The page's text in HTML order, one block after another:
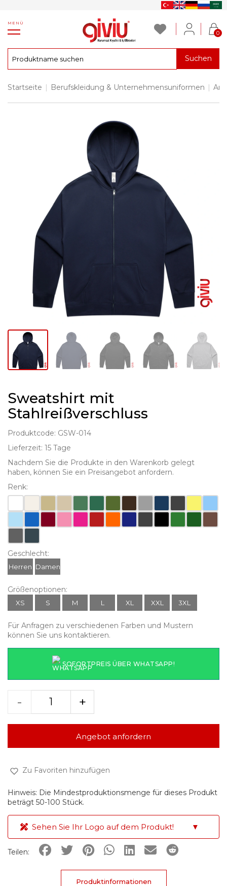
MENÜ
0
Suchen
Startseite | Berufskleidung & Unternehmensuniformen |
Sweatshirt mit
Stahlreißverschluss
Produktcode: GSW-014
Lieferzeit: 15 Tage
Nachdem Sie die Produkte in den Warenkorb gelegt
haben, können Sie ein Preisangebot anfordern.
Renk:
Geschlecht:
Herren Damen
Größenoptionen:
XS S M L XL XXL 3XL
Für Anfragen zu verschiedenen Farben und Mustern
können Sie uns kontaktieren.
SOFORTPREIS ÜBER WHATSAPP!
- +
Angebot anfordern
Zu Favoriten hinzufügen
Hinweis: Die Mindestproduktionsmenge für dieses Produkt
beträgt 50-100 Stück.
Sehen Sie Ihr Logo auf dem Produkt! ▼
Teilen:
Produktinformationen